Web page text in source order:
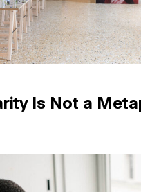
Is Not a